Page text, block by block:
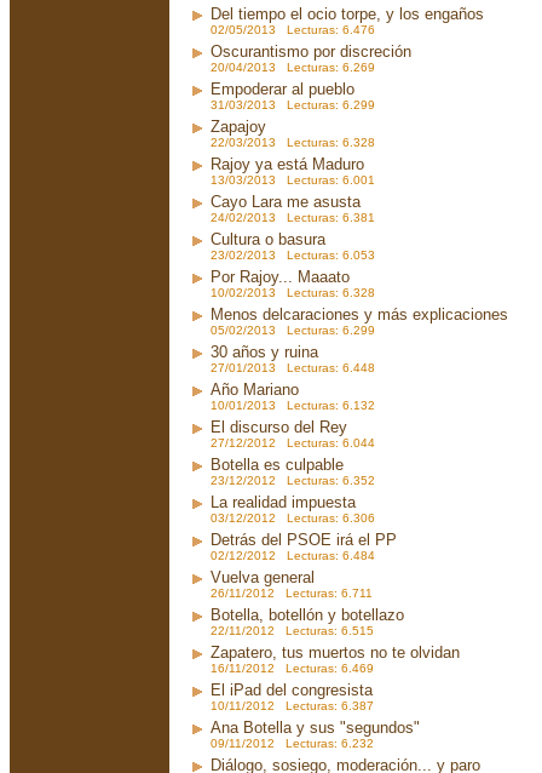
Del tiempo el ocio torpe, y los engaños
02/05/2013 Lecturas: 6.476
Oscurantismo por discreción
20/04/2013 Lecturas: 6.269
Empoderar al pueblo
31/03/2013 Lecturas: 6.299
Zapajoy
22/03/2013 Lecturas: 6.328
Rajoy ya está Maduro
13/03/2013 Lecturas: 6.001
Cayo Lara me asusta
24/02/2013 Lecturas: 6.381
Cultura o basura
23/02/2013 Lecturas: 6.053
Por Rajoy... Maaato
10/02/2013 Lecturas: 6.328
Menos delcaraciones y más explicaciones
05/02/2013 Lecturas: 6.299
30 años y ruina
27/01/2013 Lecturas: 6.448
Año Mariano
10/01/2013 Lecturas: 6.132
El discurso del Rey
27/12/2012 Lecturas: 6.044
Botella es culpable
23/12/2012 Lecturas: 6.352
La realidad impuesta
03/12/2012 Lecturas: 6.306
Detrás del PSOE irá el PP
02/12/2012 Lecturas: 6.484
Vuelva general
26/11/2012 Lecturas: 6.711
Botella, botellón y botellazo
22/11/2012 Lecturas: 6.515
Zapatero, tus muertos no te olvidan
16/11/2012 Lecturas: 6.469
El iPad del congresista
10/11/2012 Lecturas: 6.387
Ana Botella y sus "segundos"
09/11/2012 Lecturas: 6.232
Diálogo, sosiego, moderación... y paro